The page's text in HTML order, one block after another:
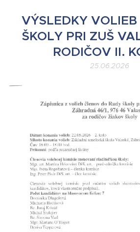
VÝSLEDKY
ŠKOLY PRI ZUŠ
RODIČOV II.
25.06.2026